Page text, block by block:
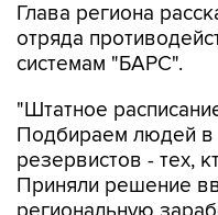
Глава региона
отряда
системам "БАРС".
"Штатное
Подбираем людей в
резервистов - тех,
Приняли решение